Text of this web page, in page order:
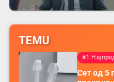
TEMU
#1
Сет од 5